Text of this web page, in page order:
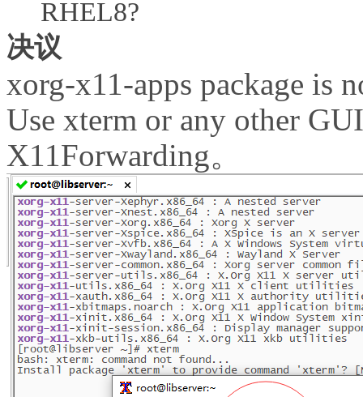
RHEL8?
决议
xorg-x11-apps package is
Use xterm or any other
X11Forwarding。